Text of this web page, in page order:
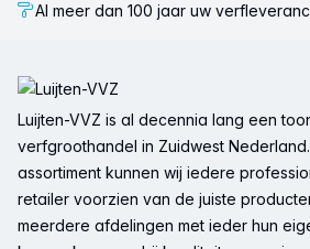
Al meer dan 100 jaar uw
Luijten-VVZ is al decennia lang een
verfgroothandel in Zuidwest
assortiment kunnen wij iedere
retailer voorzien van de juiste
meerdere afdelingen met ieder hun